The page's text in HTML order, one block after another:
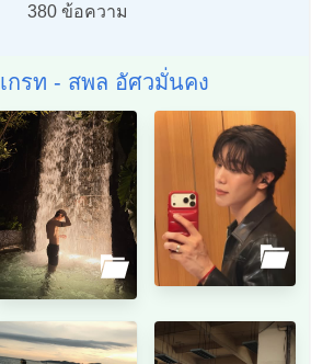
380 ข้อความ
เกรท - สพล อัศวมั่นคง